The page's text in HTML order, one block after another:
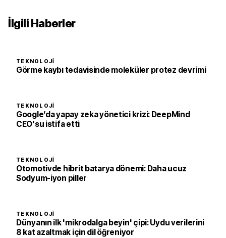
İlgili Haberler
TEKNOLOJI
Görme kaybı tedavisinde moleküler protez devrimi
TEKNOLOJI
Google’da yapay zeka yönetici krizi: DeepMind
CEO'su istifa etti
TEKNOLOJI
Otomotivde hibrit batarya dönemi: Daha ucuz
Sodyum-iyon piller
TEKNOLOJI
Dünyanın ilk 'mikrodalga beyin' çipi: Uydu verilerini
8 kat azaltmak için dil öğreniyor